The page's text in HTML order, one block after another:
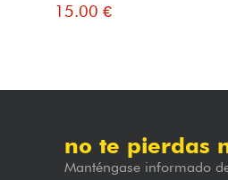
15.00 €
no te pierdas
Manténgase informado